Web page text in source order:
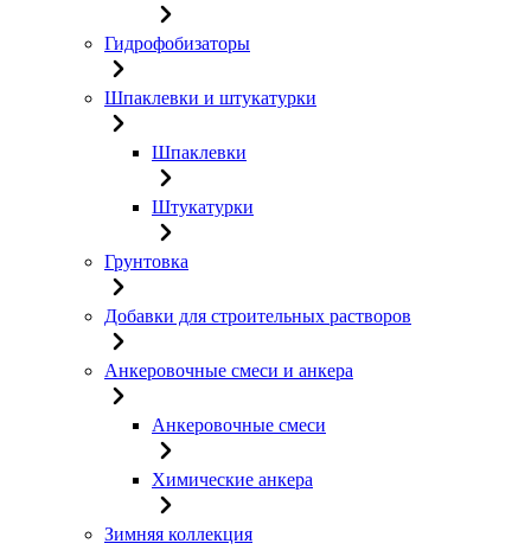
Гидрофобизаторы
Шпаклевки и штукатурки
Шпаклевки
Штукатурки
Грунтовка
Добавки для строительных растворов
Анкеровочные смеси и анкера
Анкеровочные смеси
Химические анкера
Зимняя коллекция